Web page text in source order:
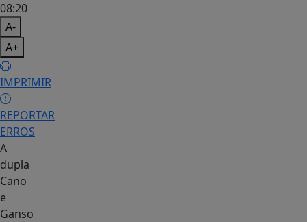
08:20
A-
A+
IMPRIMIR
REPORTAR
ERROS
A
dupla
Cano
e
Ganso